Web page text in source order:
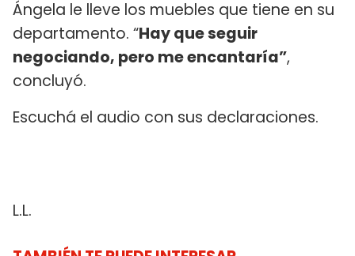
Ángela le lleve los muebles que tiene en su
departamento. “Hay que seguir
negociando, pero me encantaría”,
concluyó.
Escuchá el audio con sus declaraciones.
L.L.